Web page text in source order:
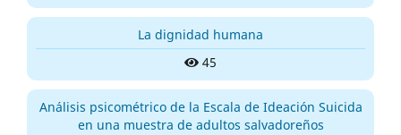
La dignidad humana
45
Análisis psicométrico de la Escala de Ideación Suicida
en una muestra de adultos salvadoreños